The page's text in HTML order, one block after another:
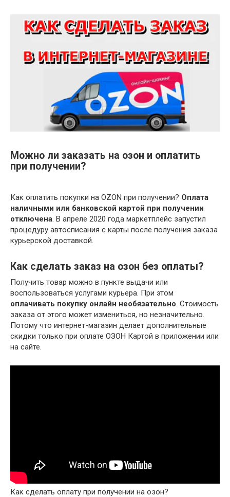
Можно ли заказать на озон и оплатить
при получении?
Как оплатить покупки на OZON при получении? Оплата
наличными или банковской картой при получении
отключена. В апреле 2020 года маркетплейс запустил
процедуру автосписания с карты после получения заказа
курьерской доставкой.
Как сделать заказ на озон без оплаты?
Получить товар можно в пункте выдачи или
воспользоваться услугами курьера. При этом
оплачивать покупку онлайн необязательно. Стоимость
заказа от этого может измениться, но незначительно.
Потому что интернет-магазин делает дополнительные
скидки только при оплате ОЗОН Картой в приложении или
на сайте.
Как сделать оплату при получении на озон?